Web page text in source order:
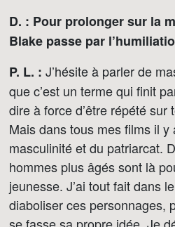
D. : Pour prolonger sur la
Blake passe par
P. L. : J’hésite à parler de
que c’est un terme qui finit
dire à force d’être répété sur
Mais dans tous mes films il
masculinité et du patriarcat.
hommes plus âgés sont là
jeunesse. J’ai tout fait dans
diaboliser ces personnages,
se fasse sa propre idée. Je